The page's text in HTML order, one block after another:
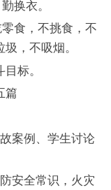
换衣。
食，不挑食，不
，不吸烟。
标。
篇
案例、学生讨论
安全常识，火灾